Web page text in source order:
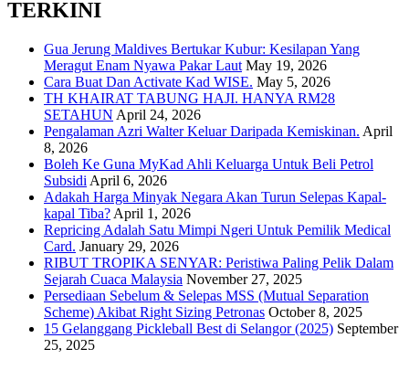
TERKINI
Gua Jerung Maldives Bertukar Kubur: Kesilapan Yang
Meragut Enam Nyawa Pakar Laut May 19, 2026
Cara Buat Dan Activate Kad WISE. May 5, 2026
TH KHAIRAT TABUNG HAJI. HANYA RM28
SETAHUN April 24, 2026
Pengalaman Azri Walter Keluar Daripada Kemiskinan. April
8, 2026
Boleh Ke Guna MyKad Ahli Keluarga Untuk Beli Petrol
Subsidi April 6, 2026
Adakah Harga Minyak Negara Akan Turun Selepas Kapal-
kapal Tiba? April 1, 2026
Repricing Adalah Satu Mimpi Ngeri Untuk Pemilik Medical
Card. January 29, 2026
RIBUT TROPIKA SENYAR: Peristiwa Paling Pelik Dalam
Sejarah Cuaca Malaysia November 27, 2025
Persediaan Sebelum & Selepas MSS (Mutual Separation
Scheme) Akibat Right Sizing Petronas October 8, 2025
15 Gelanggang Pickleball Best di Selangor (2025) September
25, 2025